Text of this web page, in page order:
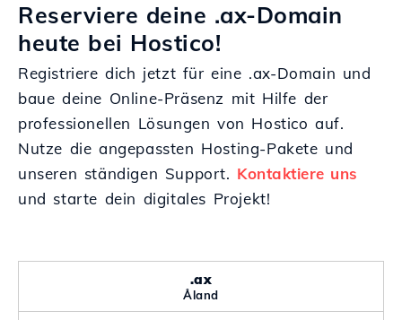
Reserviere deine .ax-Domain
heute bei Hostico!
Registriere dich jetzt für eine .ax-Domain und
baue deine Online-Präsenz mit Hilfe der
professionellen Lösungen von Hostico auf.
Nutze die angepassten Hosting-Pakete und
unseren ständigen Support. Kontaktiere uns
und starte dein digitales Projekt!
.ax
Åland